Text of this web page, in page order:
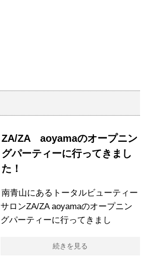
ZA/ZA aoyamaのオープニン
グパーティーに行ってきまし
た！
南青山にあるトータルビューティー
サロンZA/ZA aoyamaのオープニン
グパーティーに行ってきまし
続きを見る